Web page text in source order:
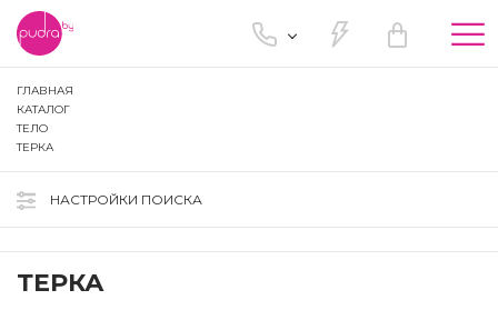
ГЛАВНАЯ
КАТАЛОГ
ТЕЛО
ТЕРКА
НАСТРОЙКИ ПОИСКА
ТЕРКА